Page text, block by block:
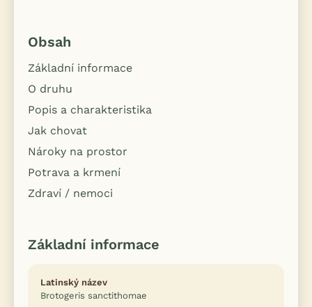
Obsah
Základní informace
O druhu
Popis a charakteristika
Jak chovat
Nároky na prostor
Potrava a krmení
Zdraví / nemoci
Základní informace
Latinský název
Brotogeris sanctithomae